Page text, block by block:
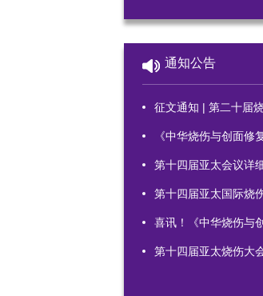
通知公告
征文通知 | 第二十届烧伤与创面修复大会、
《中华烧伤与创面修
第十四届亚太会议详
第十四届亚太国际烧
喜讯！《中华烧伤与创面修复
第十四届亚太烧伤大